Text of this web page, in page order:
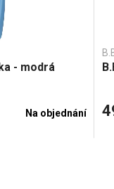
- modrá
Na objednání